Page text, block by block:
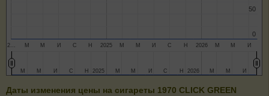
2… 2025 2026
М М И С Н М М И С Н М М И
0
0
50
50
2025
2025 2026
2026
М
М М
М ИИ С
С НН М
М М
М ИИ С
С НН М
М М
М ИИ
Даты изменения цены на сигареты 1970 CLICK GREEN